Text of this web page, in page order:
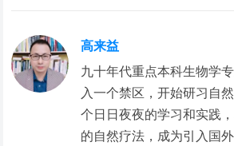
高来益
九十年代重点本科生物学
入一个禁区，开始研习自
个日日夜夜的学习和实践
的自然疗法，成为引入国